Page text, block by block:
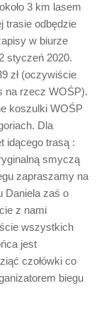
3 km lasem
trasie odbędzie
w biurze
styczeń 2020.
zł (oczywiście
na rzecz WOŚP).
koszulki WOŚP
Dla
idącego trasą :
smyczą
zapraszamy na
Daniela zaś o
z nami
wszystkich
jest
czołówki co
biegu